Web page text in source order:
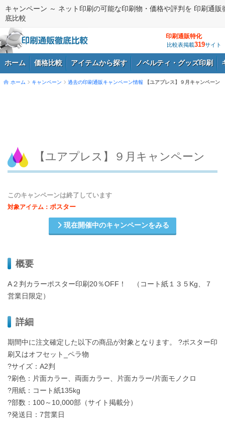
キャンペーン ～ ネット印刷の可能な印刷物・価格や評判を 印刷通販
底比較
印刷通販特化
比較表掲載319サイト
ホーム 価格比較 アイテムから探す ノベルティ・グッズ印刷
ホーム キャンペーン 過去の印刷通販キャンペーン情報 【ユアプレス】９月キャンペーン
【ユアプレス】９月キャンペーン
このキャンペーンは終了しています
対象アイテム： ポスター
現在開催中のキャンペーンをみる
概要
A２判カラーポスター印刷20％OFF！ （コート紙１３５Kg、７
営業日限定）
詳細
期間中に注文確定した以下の商品が対象となります。 ?ポスター印
刷又はオフセット_ペラ物
?サイズ：A2判
?刷色：片面カラー、両面カラー、片面カラー/片面モノクロ
?用紙：コート紙135kg
?部数：100～10,000部（サイト掲載分）
?発送日：7営業日